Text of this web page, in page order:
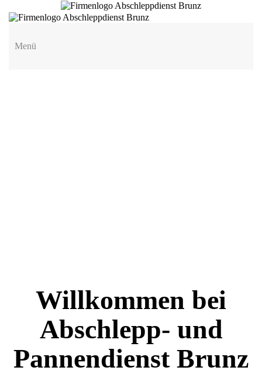
Menü
Willkommen bei
Abschlepp- und
Pannendienst Brunz